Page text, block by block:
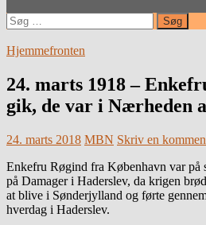
Søg
efter:
Hjemmefronten
24. marts 1918 –
gik, de var i Nærheden
24. marts 2018 MBN Skriv en
Enkefru Røgind fra København var på
på Damager i Haderslev, da krigen
at blive i Sønderjylland og førte
hverdag i Haderslev.